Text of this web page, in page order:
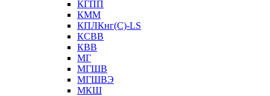
КГПП
КММ
КПЛКнг(C)-LS
КСВВ
КВВ
МГ
МГШВ
МГШВЭ
МКШ